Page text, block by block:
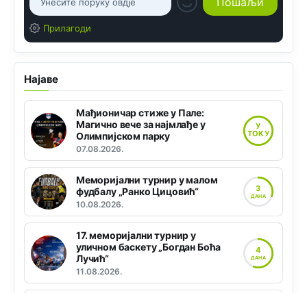
Прилагоди
Најаве
Мађионичар стиже у Пале:
Магично вече за најмлађе у
Олимпијском парку
07.08.2026.
У
ТОКУ
Меморијални турнир у малом
фудбалу „Ранко Цицовић“
10.08.2026.
3
ДАНА
17. меморијални турнир у
уличном баскету „Богдан Боћа
Лучић“
11.08.2026.
4
ДАНА